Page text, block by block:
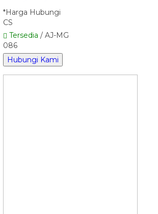
*Harga Hubungi
CS
Tersedia / AJ-MG
086
Hubungi Kami